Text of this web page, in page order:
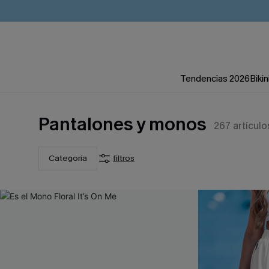
Tendencias 2026
Pantalones y monos 267
Categoría filtros